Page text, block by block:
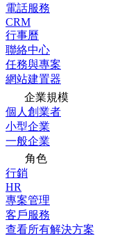
電話服務
CRM
行事曆
聯絡中心
任務與專案
網站建置器
企業規模
個人創業者
小型企業
一般企業
角色
行銷
HR
專案管理
客戶服務
查看所有解決方案